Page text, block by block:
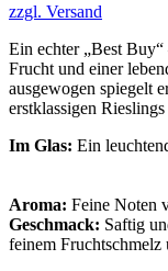
zzgl. Versand
Ein echter „Best
Frucht und einer
ausgewogen spiegelt
erstklassigen
Im Glas: Ein
Aroma: Feine Noten
Geschmack: Saftig
feinem Fruchtschmelz